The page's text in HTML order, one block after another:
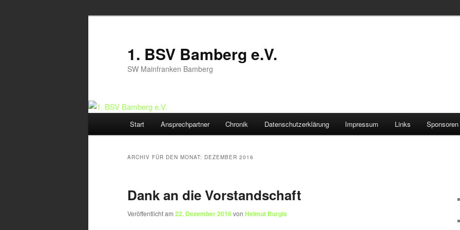
1. BSV Bamberg e.V.
SW Mainfranken Bamberg
Start Ansprechpartner Chronik Datenschutzerklärung Impressum Links Sponsoren
ARCHIV FÜR DEN MONAT: DEZEMBER 2016
Dank an die Vorstandschaft
Veröffentlicht am 22. Dezember 2016von Helmut Burgis